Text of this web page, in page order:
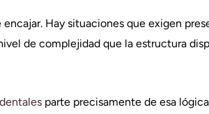
Hay situaciones que exigen
de complejidad que la estructura
parte precisamente de esa